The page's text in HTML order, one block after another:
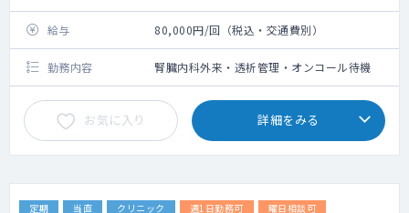
給与 80,000円/回（税込・交通費別）
勤務内容 腎臓内科外来・透析管理・オンコール待機
お気に入り 詳細をみる
定期 当直 クリニック 週1日勤務可 曜日相談可